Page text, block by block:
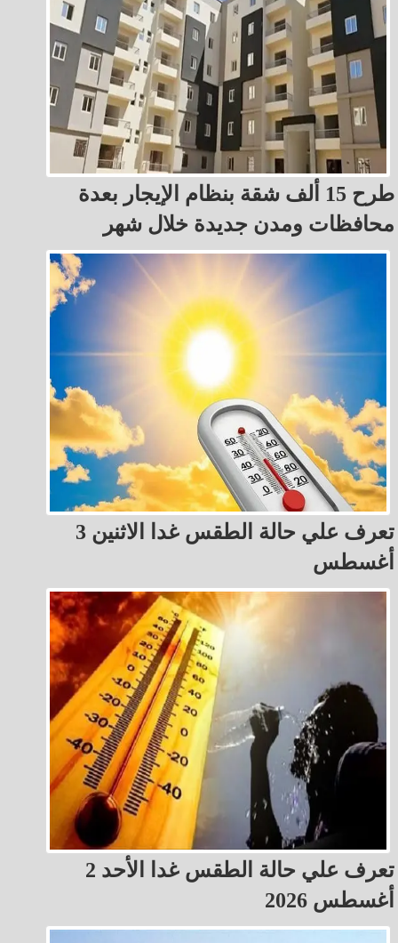
طرح 15 ألف شقة بنظام الإيجار بعدة
محافظات ومدن جديدة خلال شهر
تعرف علي حالة الطقس غدا الاثنين 3
أغسطس
تعرف علي حالة الطقس غدا الأحد 2
أغسطس 2026